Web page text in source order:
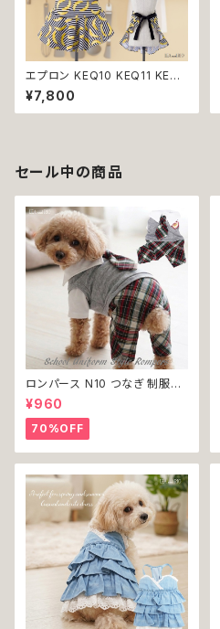
エプロン KEQ10 KEQ11 KEQ1
3 KEQ14 KEQ15 KAHRI HO
ME カーリ・ホーム キッチン雑貨
キッチン小物 プレゼント 贈り物
¥7,800
セール中の商品
ロンパース N10 つなぎ 制服風
チェック柄 グレー 灰色 コスチュ
ーム コスプレ ドッグウェア dog
犬 猫 ペット 服 犬服 洋服 オシ
ャレ かわいい 小型犬 返品交換
不可
¥960
70%OFF